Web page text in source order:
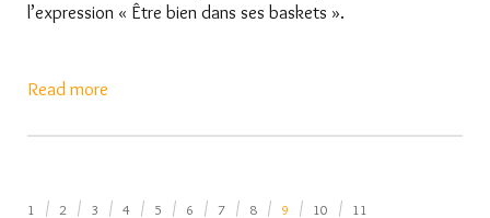
l’expression « Être bien dans ses baskets ».
Read more
1 2 3 4 5 6 7 8 9 10 11